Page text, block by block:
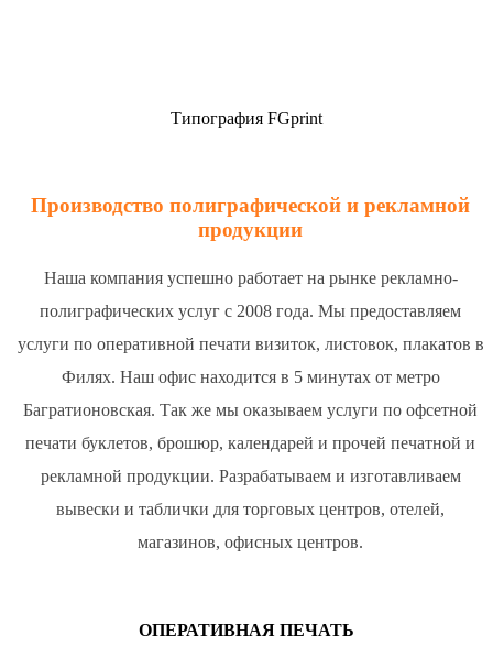
Типография FGprint
Производство полиграфической и рекламной
продукции
Наша компания успешно работает на рынке рекламно-
полиграфических услуг с 2008 года. Мы предоставляем
услуги по оперативной печати визиток, листовок, плакатов в
Филях. Наш офис находится в 5 минутах от метро
Багратионовская. Так же мы оказываем услуги по офсетной
печати буклетов, брошюр, календарей и прочей печатной и
рекламной продукции. Разрабатываем и изготавливаем
вывески и таблички для торговых центров, отелей,
магазинов, офисных центров.
ОПЕРАТИВНАЯ ПЕЧАТЬ